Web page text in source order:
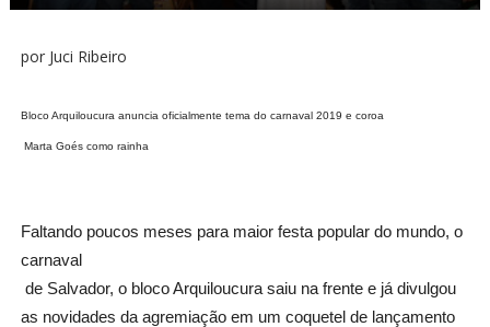
por Juci Ribeiro
Bloco Arquiloucura anuncia oficialmente tema do carnaval 2019 e coroa
Marta Goés como rainha
Faltando poucos meses para maior festa popular do mundo, o
carnaval
as novidades da agremiação em um coquetel de lançamento